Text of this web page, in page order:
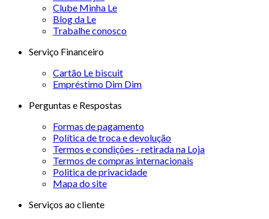
Clube Minha Le
Blog da Le
Trabalhe conosco
Serviço Financeiro
Cartão Le biscuit
Empréstimo Dim Dim
Perguntas e Respostas
Formas de pagamento
Política de troca e devolução
Termos e condições - retirada na Loja
Termos de compras internacionais
Politica de privacidade
Mapa do site
Serviços ao cliente